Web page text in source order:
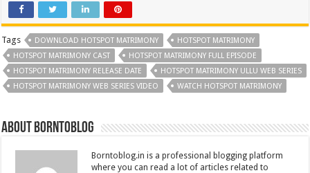
e
b
o
o
tt
er
ai
l
er
es
t
di
t
e
dI
n
sA
p
p
y
Li
n
Tags DOWNLOAD HOTSPOT MATRIMONY
HOTSPOT MATRIMONY
HOTSPOT MATRIMONY CAST
HOTSPOT MATRIMONY FULL EPISODE
HOTSPOT MATRIMONY RELEASE DATE
HOTSPOT MATRIMONY ULLU WEB SERIES
HOTSPOT MATRIMONY WEB SERIES VIDEO
WATCH HOTSPOT MATRIMONY
About borntoblog
Borntoblog.in is a professional blogging platform
where you can read a lot of articles related to